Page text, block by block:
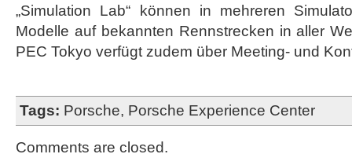
„Simulation Lab“ können in mehreren
Modelle auf bekannten Rennstrecken in aller
PEC Tokyo verfügt zudem über Meeting- und
Tags: Porsche, Porsche Experience Center
Comments are closed.